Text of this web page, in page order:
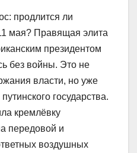
продлится ли
мая? Правящая элита
президентом
без войны. Это не
власти, но уже
государства.
кремлёвку
передовой и
воздушных